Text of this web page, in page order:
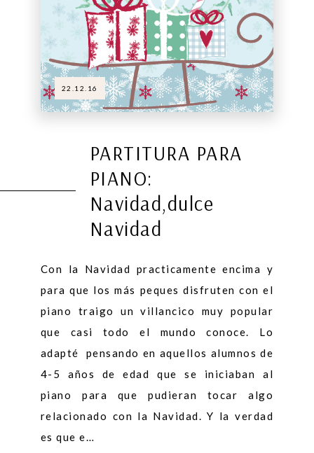
22.12.16
PARTITURA PARA
PIANO:
Navidad,dulce
Navidad
Con la Navidad practicamente encima y
para que los más peques disfruten con el
piano traigo un villancico muy popular
que casi todo el mundo conoce. Lo
adapté pensando en aquellos alumnos de
4-5 años de edad que se iniciaban al
piano para que pudieran tocar algo
relacionado con la Navidad. Y la verdad
es que e…